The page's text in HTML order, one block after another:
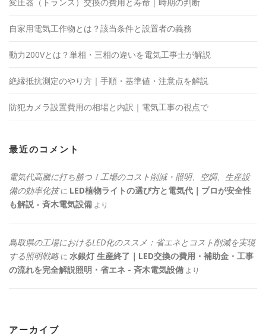
自家用電気工作物とは？該当条件と設置者の義務
動力200Vとは？単相・三相の違いを電気工事士が解説
絶縁抵抗測定のやり方｜手順・基準値・注意点を解説
防犯カメラ設置費用の相場と内訳｜電気工事の視点で
最近のコメント
電気代高騰に打ち勝つ！工場のコスト削減・照明、空調、生産設
備の効率化技に LED植物ライトの選び方と電気代｜プロが安全性
も解説 - 斉木電気設備 より
鳥取県の工場におけるLED化のススメ：省エネとコスト削減を実現
する照明戦略 に 水銀灯 生産終了｜LED交換の費用・補助金・工事
の流れを完全解説照明・省エネ - 斉木電気設備 より
アーカイブ